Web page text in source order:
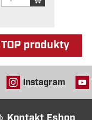
produkty
Instagram